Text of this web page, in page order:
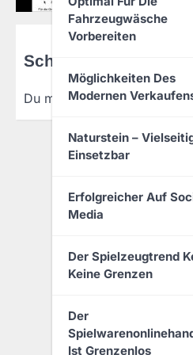
Fahrzeugwäsche
Vorbereiten
Möglichkeiten Des
Modernen
Naturstein –
Einsetzbar
Erfolgreicher Auf
Media
Der Spielzeugtrend
Keine Grenzen
Der
Ist Grenzenlos
Schreibe einen
Du musstangemeldetsein,